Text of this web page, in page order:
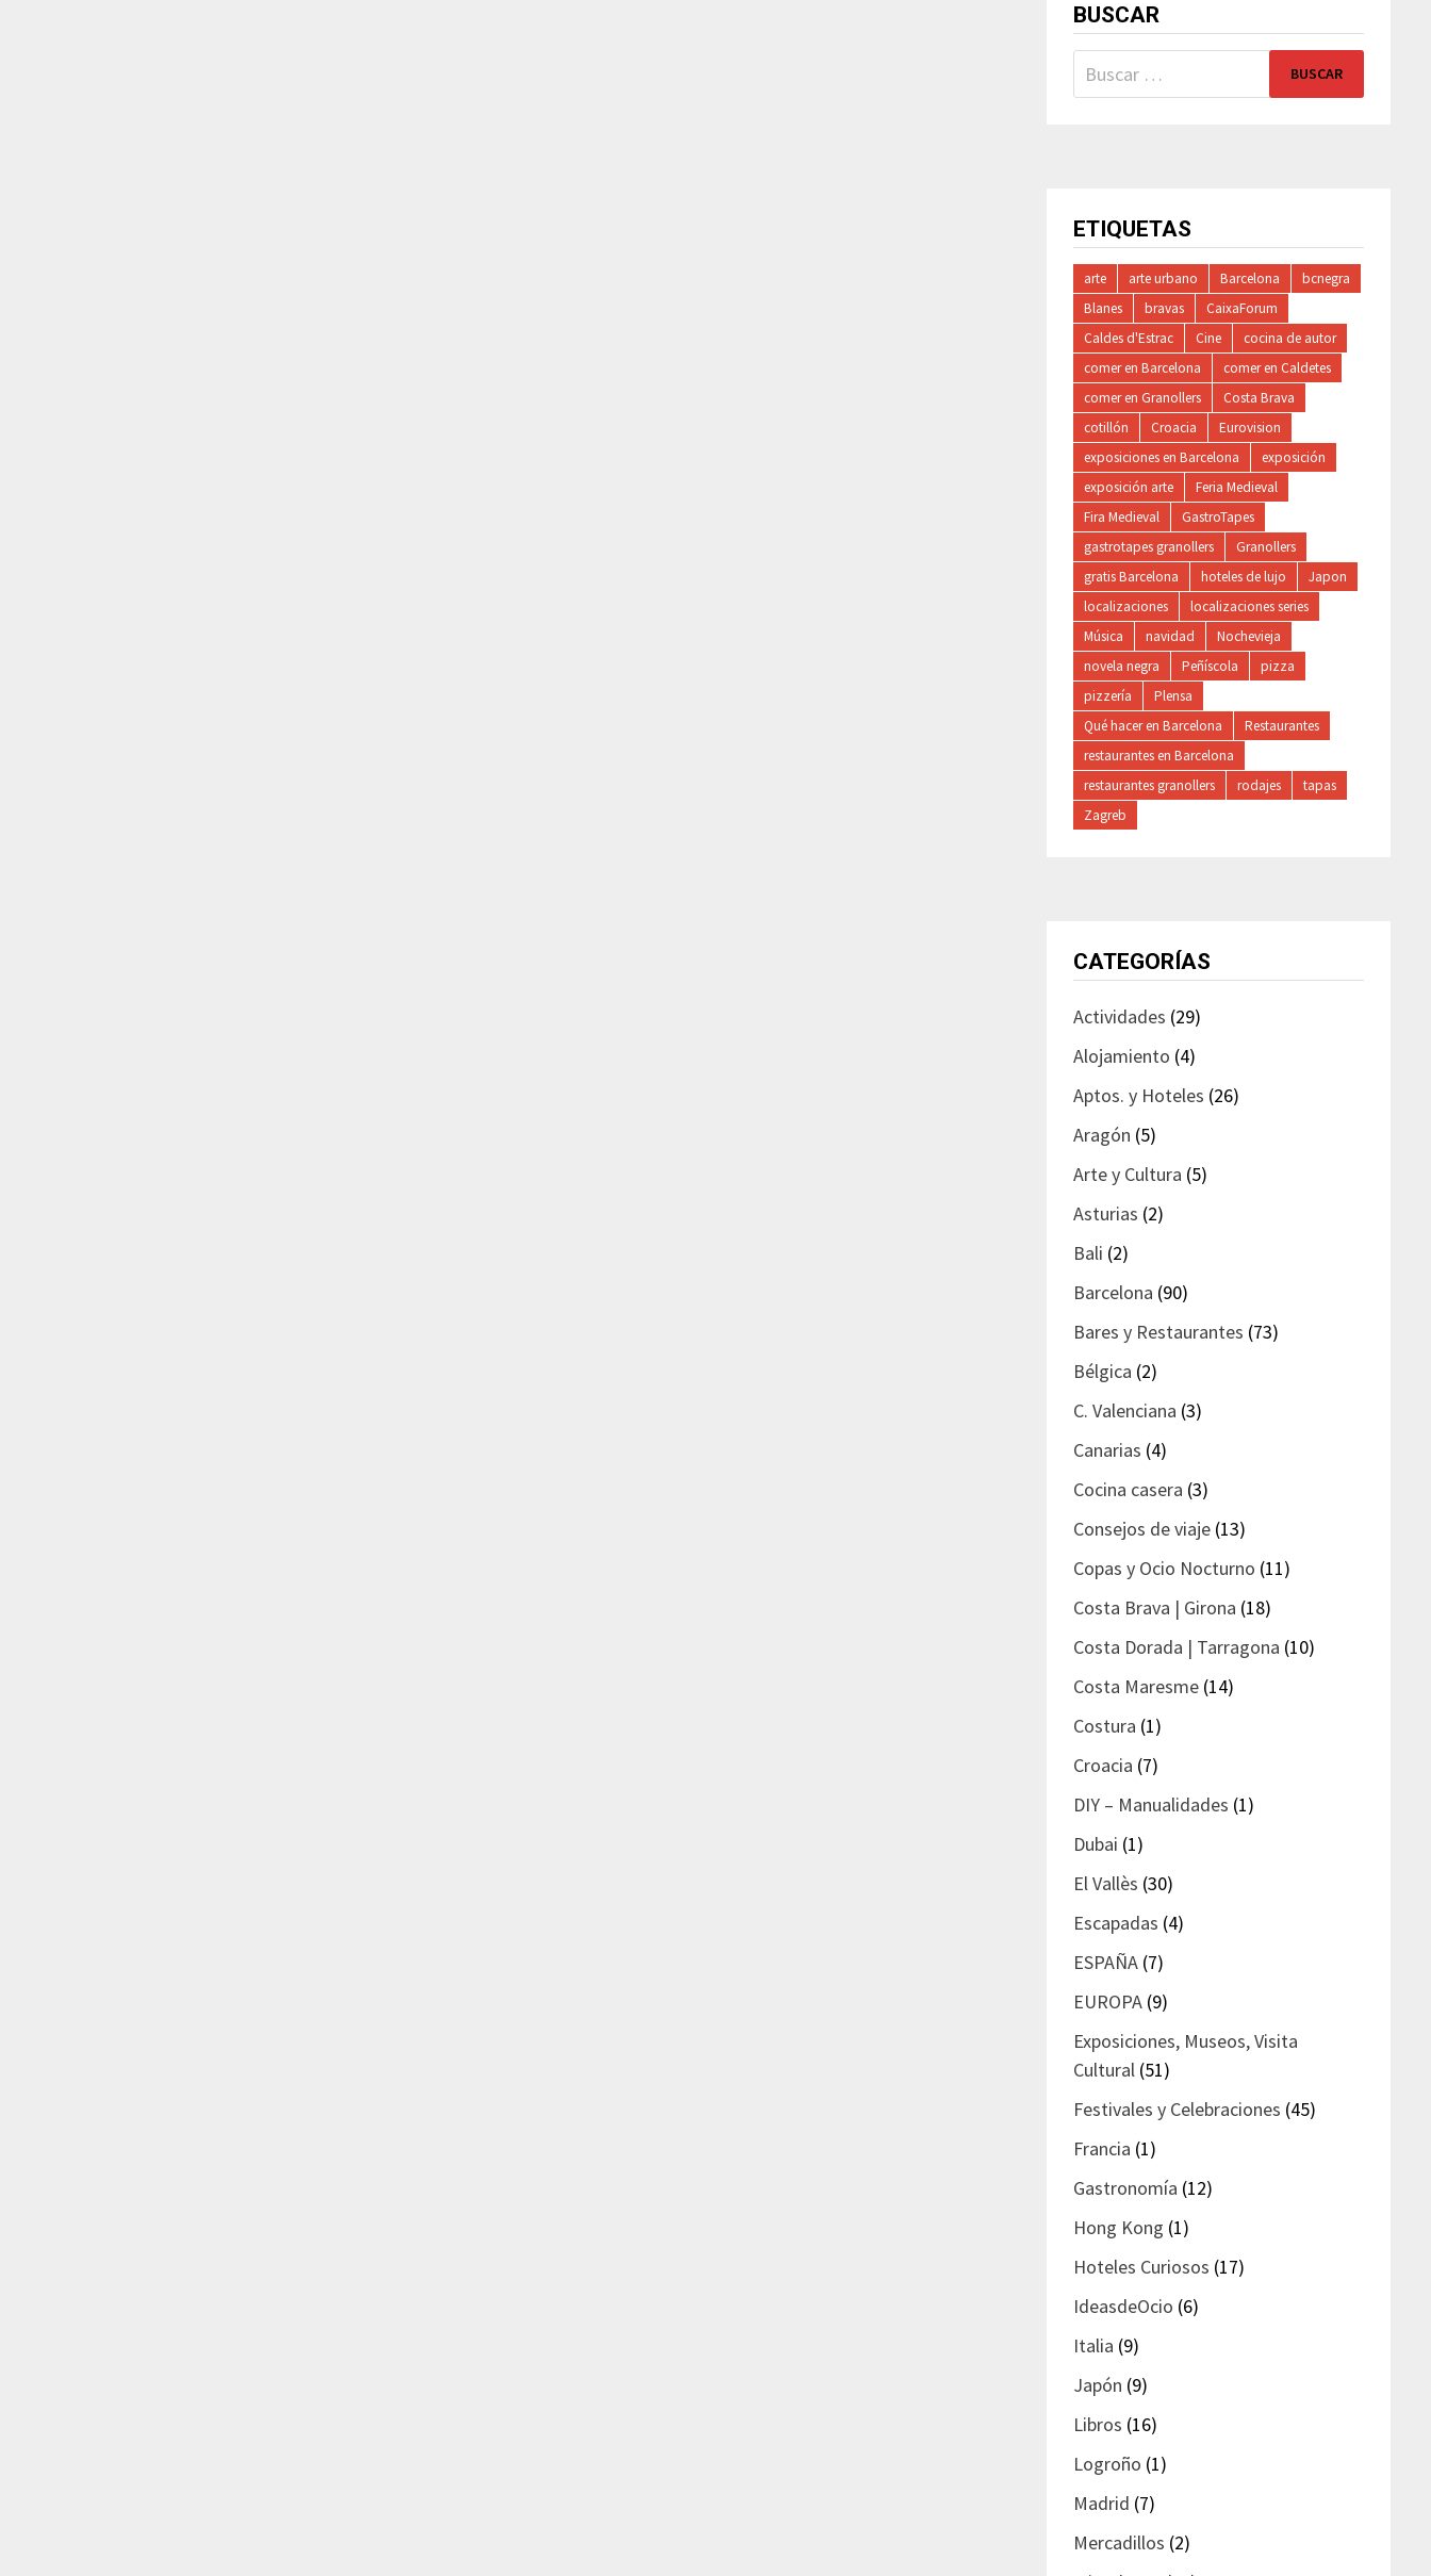
BUSCAR
Buscar:
ETIQUETAS
arte arte urbano Barcelona
bcnegra
Blanes
bravas
CaixaForum
Caldes d'Estrac
Cine
cocina de autor
comer en Barcelona
comer en Caldetes
comer en Granollers
Costa Brava
cotillón
Croacia
Eurovision
exposiciones en Barcelona
exposición
exposición arte
Feria Medieval
Fira Medieval
GastroTapes
gastrotapes granollers
Granollers
gratis Barcelona
hoteles de lujo
Japon
localizaciones
localizaciones series
Música
navidad
Nochevieja
novela negra
Peñíscola
pizza
pizzería
Plensa
Qué hacer en Barcelona
Restaurantes
restaurantes en Barcelona
restaurantes granollers
rodajes
tapas
Zagreb
CATEGORÍAS
Actividades (29)
Alojamiento (4)
Aptos. y Hoteles (26)
Aragón (5)
Arte y Cultura (5)
Asturias (2)
Bali (2)
Barcelona (90)
Bares y Restaurantes (73)
Bélgica (2)
C. Valenciana (3)
Canarias (4)
Cocina casera (3)
Consejos de viaje (13)
Copas y Ocio Nocturno (11)
Costa Brava | Girona (18)
Costa Dorada | Tarragona (10)
Costa Maresme (14)
Costura (1)
Croacia (7)
DIY – Manualidades (1)
Dubai (1)
El Vallès (30)
Escapadas (4)
ESPAÑA (7)
EUROPA (9)
Exposiciones, Museos, Visita
Cultural (51)
Festivales y Celebraciones (45)
Francia (1)
Gastronomía (12)
Hong Kong (1)
Hoteles Curiosos (17)
IdeasdeOcio (6)
Italia (9)
Japón (9)
Libros (16)
Logroño (1)
Madrid (7)
Mercadillos (2)